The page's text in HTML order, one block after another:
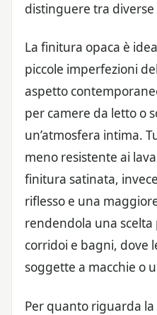
distinguere tra
La finitura opaca è
piccole imperfezioni
aspetto
per camere da letto o
un’atmosfera intima.
meno resistente ai
finitura satinata,
riflesso e una
rendendola una
corridoi e bagni, dove
soggette a macchie o
Per quanto riguarda